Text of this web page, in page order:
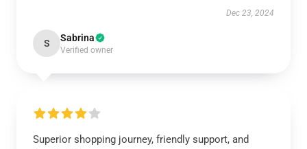
Dec 23, 2024
S Sabrina
Verified owner
Superior shopping journey, friendly support, and